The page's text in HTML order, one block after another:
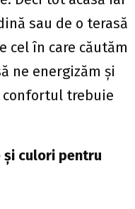
sau de o terasă
cel în care căutăm
ne energizăm şi
confortul trebuie
culori pentru